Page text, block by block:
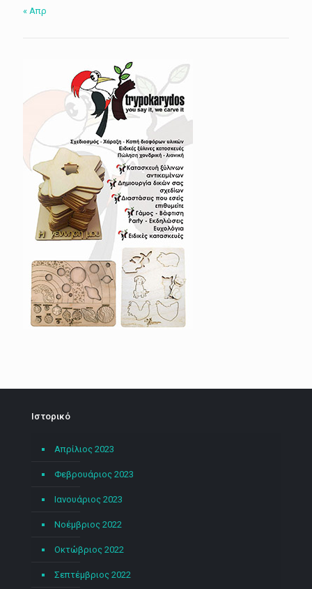
« Απρ
Ιστορικό
Απρίλιος 2023
Φεβρουάριος 2023
Ιανουάριος 2023
Νοέμβριος 2022
Οκτώβριος 2022
Σεπτέμβριος 2022